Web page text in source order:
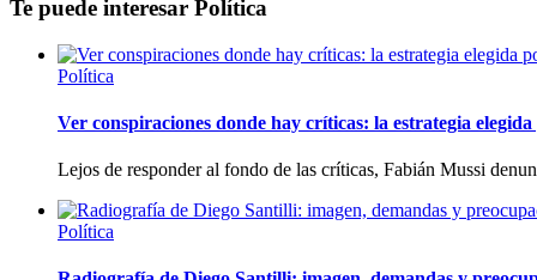
Te puede interesar Política
Política
Ver conspiraciones donde hay críticas: la estrategia
Lejos de responder al fondo de las críticas, Fabián Mussi
Política